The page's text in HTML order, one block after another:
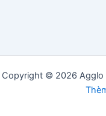
Copyright © 2026 Agglo